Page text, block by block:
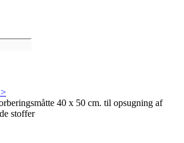
40 x 50 cm. til opsugning af
stoffer